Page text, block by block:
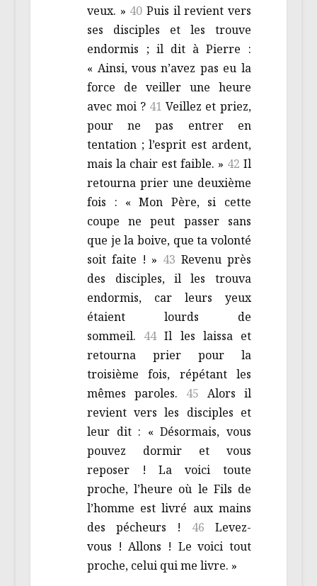
veux. » 40 Puis il revient vers
ses disciples et les trouve
endormis ; il dit à Pierre :
« Ainsi, vous n’avez pas eu la
force de veiller une heure
avec moi ? 41Veillez et priez,
pour ne pas entrer en
tentation ; l’esprit est ardent,
mais la chair est faible. » 42 Il
retourna prier une deuxième
fois : « Mon Père, si cette
coupe ne peut passer sans
que je la boive, que ta volonté
soit faite ! » 43 Revenu près
des disciples, il les trouva
endormis, car leurs yeux
étaient lourds de
sommeil. 44Il les laissa et
retourna prier pour la
troisième fois, répétant les
mêmes paroles. 45 Alors il
revient vers les disciples et
leur dit : « Désormais, vous
pouvez dormir et vous
reposer ! La voici toute
proche, l’heure où le Fils de
l’homme est livré aux mains
des pécheurs ! 46 Levez-
vous ! Allons ! Le voici tout
proche, celui qui me livre. »